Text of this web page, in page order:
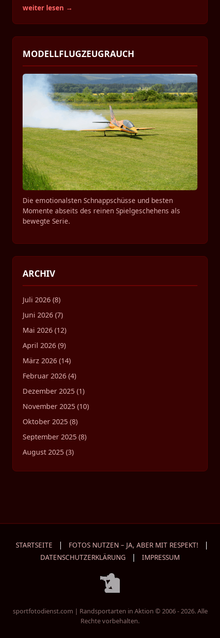
weiter lesen →
MODELLFLUGZEUGRAUCH
Die emotionalsten Schnappschüsse und besten
Momente abseits des reinen Spielgeschehens als
bewegte Serie.
ARCHIV
Juli 2026 (8)
Juni 2026 (7)
Mai 2026 (12)
April 2026 (9)
März 2026 (14)
Februar 2026 (4)
Dezember 2025 (1)
November 2025 (10)
Oktober 2025 (8)
September 2025 (8)
August 2025 (3)
STARTSEITE | FOTOS NUTZEN – JA, ABER MIT RESPEKT! |
DATENSCHUTZERKLÄRUNG | IMPRESSUM
sportfotodienst.com | Randsportarten in Aktion © 2006 - 2026. Alle
Rechte vorbehalten.